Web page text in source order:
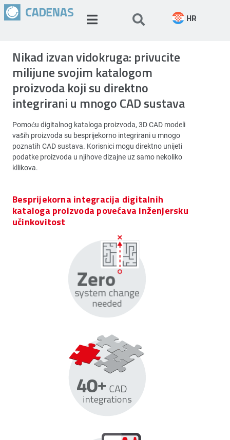
HR
Nikad izvan vidokruga: privucite
milijune svojim katalogom
proizvoda koji su direktno
integrirani u mnogo CAD sustava
Pomoću digitalnog kataloga proizvoda, 3D CAD modeli
vaših proizvoda su besprijekorno integrirani u mnogo
poznatih CAD sustava. Korisnici mogu direktno unijeti
podatke proizvoda u njihove dizajne uz samo nekoliko
kllikova.
Besprijekorna integracija digitalnih
kataloga proizvoda povećava inženjersku
učinkovitost